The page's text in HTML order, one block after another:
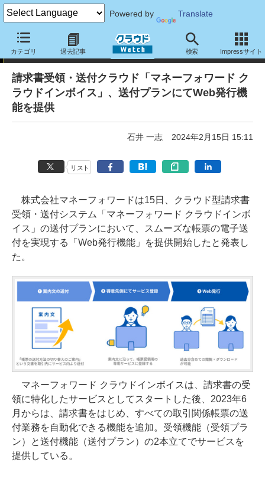
Powered by Translate
カテゴリ 過去記事 検索 Impressサイト
ニュース
請求書受領・送付クラウド「マネーフォワード ク
ラウドインボイス」、送付プランにてWeb発行機
能を提供
石井 一志 2024年2月15日 15:11
リスト
株式会社マネーフォワードは15日、クラウド型請求書
受領・送付システム「マネーフォワード クラウドインボ
イス」の送付プランにおいて、スムーズな帳票の電子送
付を実現する「Web発行機能」を提供開始したと発表し
た。
マネーフォワード クラウドインボイスは、請求書の受
領に特化したサービスとしてスタートした後、2023年6
月からは、請求書をはじめ、すべての取引関係帳票の送
付業務を自動化できる機能を追加。受領機能（受領プラ
ン）と送付機能（送付プラン）の2本立てでサービスを
提供している。